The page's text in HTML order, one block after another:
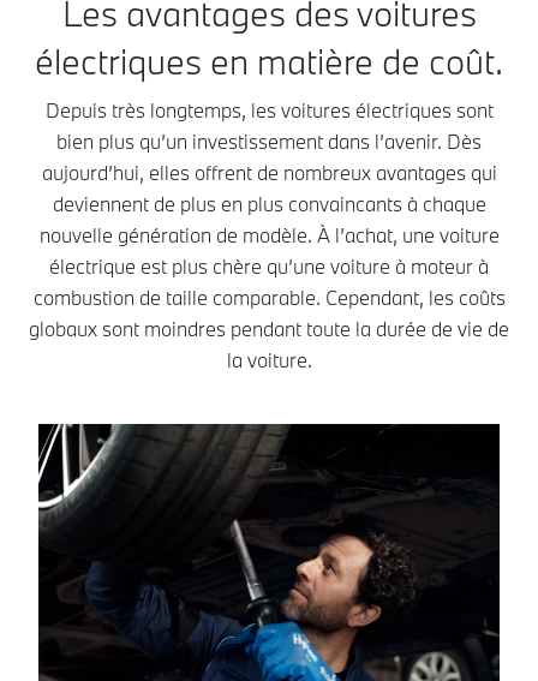
Les avantages des voitures
électriques en matière de coût.
Depuis très longtemps, les voitures électriques sont
bien plus qu’un investissement dans l’avenir. Dès
aujourd’hui, elles offrent de nombreux avantages qui
deviennent de plus en plus convaincants à chaque
nouvelle génération de modèle. À l’achat, une voiture
électrique est plus chère qu’une voiture à moteur à
combustion de taille comparable. Cependant, les coûts
globaux sont moindres pendant toute la durée de vie de
la voiture.